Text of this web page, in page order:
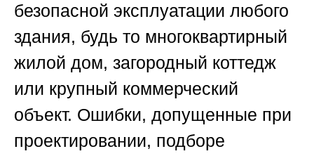
безопасной эксплуатации любого
здания, будь то многоквартирный
жилой дом, загородный коттедж
или крупный коммерческий
объект. Ошибки, допущенные при
проектировании, подборе